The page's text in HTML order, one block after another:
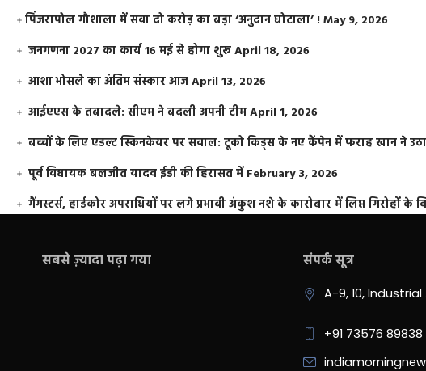
​पिंजरापोल गौशाला में सवा दो करोड़ का बड़ा ‘अनुदान घोटाला’ !May 9, 2026
जनगणना 2027 का कार्य 16 मई से होगा शुरूApril 18, 2026
आशा भोसले का अंतिम संस्कार आजApril 13, 2026
आईएएस के तबादले: सीएम ने बदली अपनी टीमApril 1, 2026
बच्चों के लिए एडल्ट स्किनकेयर पर सवाल: टूको किड्स के नए कैंपेन में फराह खान ने
पूर्व विधायक बलजीत यादव ईडी की हिरासत में February 3, 2026
गैंगस्टर्स, हार्डकोर अपराधियों पर लगे प्रभावी अंकुश नशे के कारोबार में लिप्त गिरोहों के
सबसे ज़्यादा पढ़ा गया संपर्क सूत्र
A-9, 10,
+91 73576 89838